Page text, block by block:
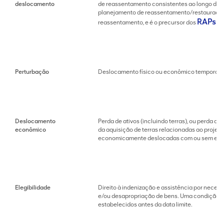
deslocamento
de reassentamento consistentes ao longo do
planejamento de reassentamento/
reassentamento, e é o precursor dos RAPs
Perturbação Deslocamento físico ou econômico
Deslocamento
econômico
Perda de ativos (incluindo terras), ou perda
da aquisição de terras relacionadas ao
economicamente deslocadas com ou sem
Elegibilidade
Direito à indenização e assistência por
e/ou desapropriação de bens. Uma condição
estabelecidos antes da data limite.